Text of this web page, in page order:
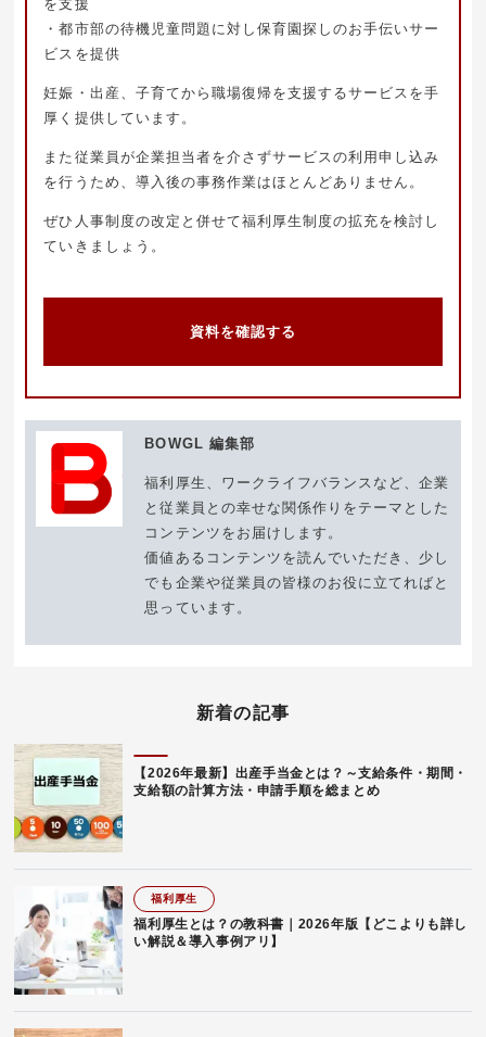
を支援
・都市部の待機児童問題に対し保育園探しのお手伝いサー
ビスを提供
妊娠・出産、子育てから職場復帰を支援するサービスを手
厚く提供しています。
また従業員が企業担当者を介さずサービスの利用申し込み
を行うため、導入後の事務作業はほとんどありません。
ぜひ人事制度の改定と併せて福利厚生制度の拡充を検討し
ていきましょう。
資料を確認する
BOWGL 編集部
福利厚生、ワークライフバランスなど、企業
と従業員との幸せな関係作りをテーマとした
コンテンツをお届けします。
価値あるコンテンツを読んでいただき、少し
でも企業や従業員の皆様のお役に立てればと
思っています。
新着の記事
【2026年最新】出産手当金とは？～支給条件・期間・
支給額の計算方法・申請手順を総まとめ
福利厚生
福利厚生とは？の教科書｜2026年版【どこよりも詳し
い解説＆導入事例アリ】